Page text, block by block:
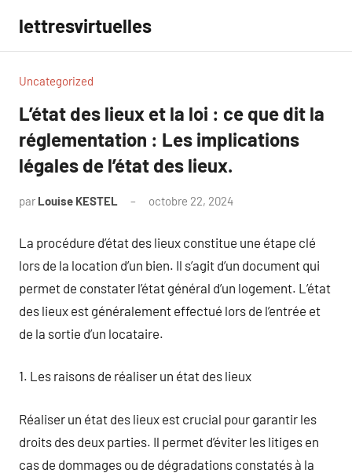
contenu
lettresvirtuelles
Uncategorized
L’état des lieux et la loi : ce que dit la
réglementation : Les implications
légales de l’état des lieux.
par Louise KESTEL octobre 22, 2024
La procédure d’état des lieux constitue une étape clé
lors de la location d’un bien. Il s’agit d’un document qui
permet de constater l’état général d’un logement. L’état
des lieux est généralement effectué lors de l’entrée et
de la sortie d’un locataire.
1. Les raisons de réaliser un état des lieux
Réaliser un état des lieux est crucial pour garantir les
droits des deux parties. Il permet d’éviter les litiges en
cas de dommages ou de dégradations constatés à la